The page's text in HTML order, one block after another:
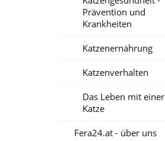
Prävention und
Krankheiten
Katzenernährung
Katzenverhalten
Das Leben mit einer
Katze
Fera24.at - über uns